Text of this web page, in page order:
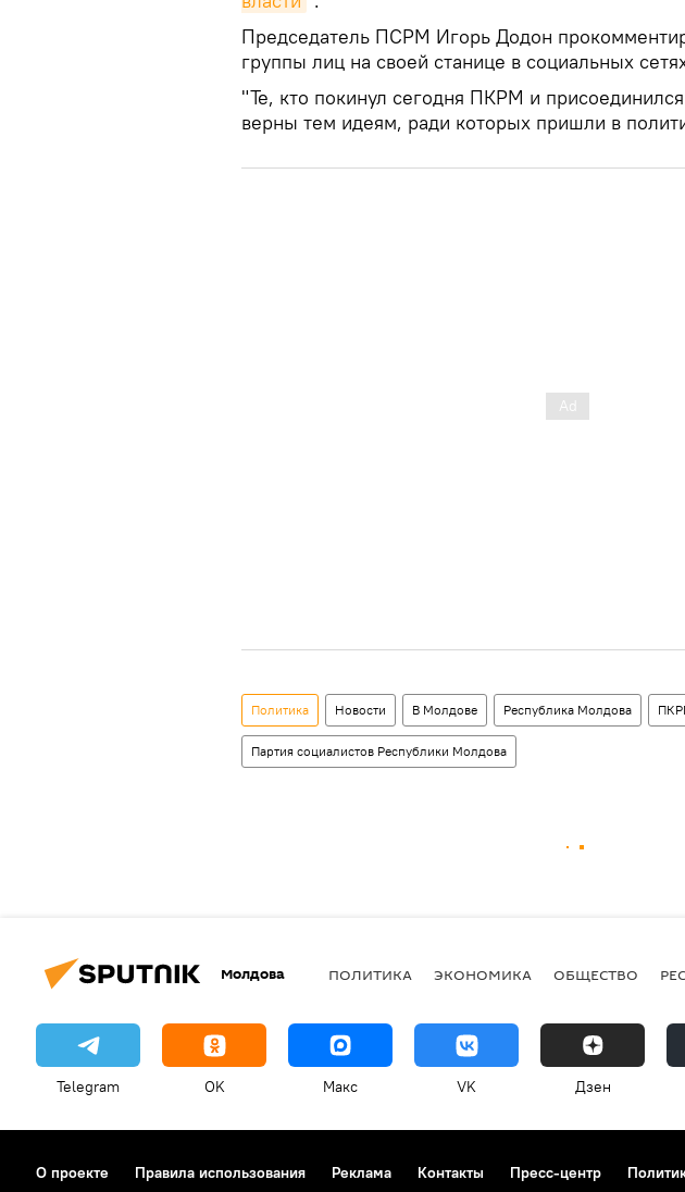
Председатель ПСРМ Игорь Додон
группы лиц на своей станице в социальных
"Те, кто покинул сегодня ПКРМ и
верны тем идеям, ради которых пришли в
Политика Новости В Молдове Республика Молдова
Партия социалистов Республики Молдова
Молдова ПОЛИТИКА ЭКОНОМИКА ОБЩЕСТВО
Telegram OK Макс VK Дзен
О проекте Правила использования Реклама Контакты Пресс-центр